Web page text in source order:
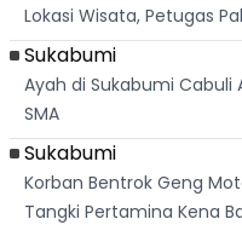
Lokasi Wisata, Petugas
Sukabumi
Ayah di Sukabumi Cabuli
SMA
Sukabumi
Korban Bentrok Geng
Tangki Pertamina Kena